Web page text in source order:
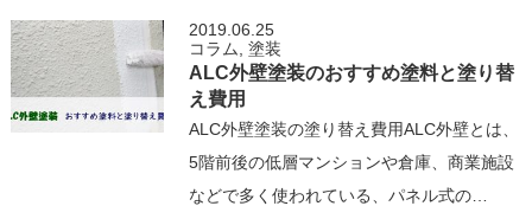
2019.06.25
コラム
,塗装
ALC外壁塗装のおすすめ塗料と塗り替
え費用
ALC外壁塗装の塗り替え費用ALC外壁とは、
5階前後の低層マンションや倉庫、商業施設
などで多く使われている、パネル式の…